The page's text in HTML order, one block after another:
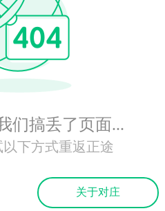
们搞丢了页面...
下方式重返正途
关于对庄